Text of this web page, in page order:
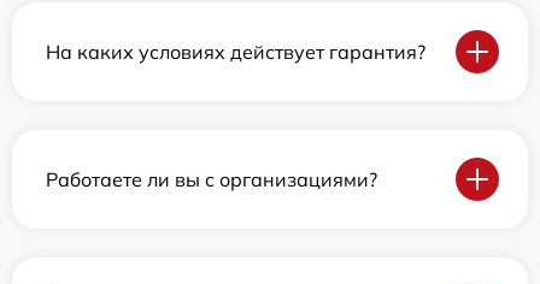
На каких условиях действует гарантия?
Работаете ли вы с организациями?